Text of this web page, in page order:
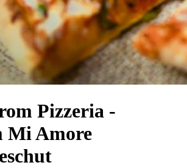
Pizzeria -
Mi Amore